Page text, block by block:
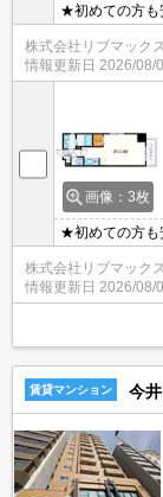
★初めての方も
株式会社リブマック
情報更新日 2026/08/
画像：3枚
★初めての方も
株式会社リブマック
情報更新日 2026/08/
賃貸マンション 今